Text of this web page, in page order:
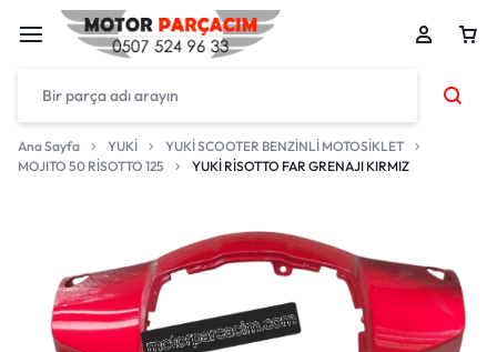
Ana Sayfa YUKİ
YUKİ SCOOTER BENZİNLİ MOTOSİKLET
MOJITO 50 RİSOTTO 125
YUKİ RİSOTTO FAR GRENAJI KIRMIZ